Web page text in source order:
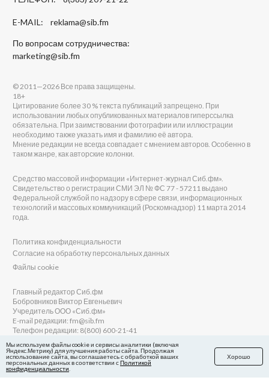
E-MAIL: reklama@sib.fm
По вопросам сотрудничества:
marketing@sib.fm
© 2011—2026 Все права защищены.
18+
Цитирование более 30 % текста публикаций запрещено. При
использовании любых опубликованных материалов гиперссылка
обязательна. При заимствовании фотографии или иллюстрации
необходимо также указать имя и фамилию её автора.
Мнение редакции не всегда совпадает с мнением авторов. Особенно в
таком жанре, как авторские колонки.
Средство массовой информации «Интернет-журнал Сиб.фм».
Свидетельство о регистрации СМИ ЭЛ № ФС 77 - 57211 выдано
Федеральной службой по надзору в сфере связи, информационных
технологий и массовых коммуникаций (Роскомнадзор) 11 марта 2014
года.
Политика конфиденциальности
Согласие на обработку персональных данных
Файлы cookie
Главный редактор Сиб.фм
Бобровников Виктор Евгеньевич
Учредитель ООО «Сиб.фм»
E-mail редакции: fm@sib.fm
Телефон редакции: 8(800) 600-21-41
Сайт разработан и поддерживается Технодзен
Мы используем файлы cookie и сервисы аналитики (включая
Яндекс.Метрику) для улучшения работы сайта. Продолжая
использование сайта, вы соглашаетесь с обработкой ваших
персональных данных в соответствии сПолитикой
конфиденциальности
Хорошо